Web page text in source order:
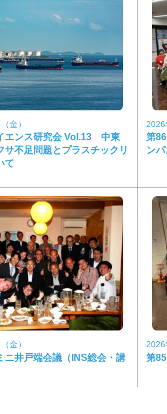
金）
エンス研究会 Vol.13 中東
サ不足問題とプラスチックリ
て
2026
第
ンパ
金）
ニ井戸端会議（INS総会・講
2026
第